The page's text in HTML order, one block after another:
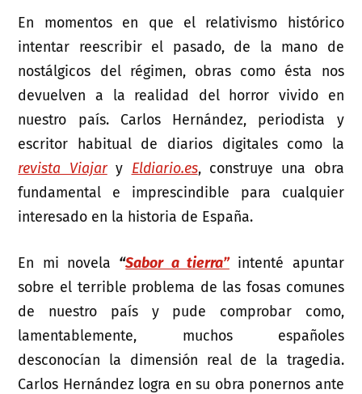
En momentos en que el relativismo histórico
intentar reescribir el pasado, de la mano de
nostálgicos del régimen, obras como ésta nos
devuelven a la realidad del horror vivido en
nuestro país. Carlos Hernández, periodista y
escritor habitual de diarios digitales como la
revista Viajary Eldiario.es, construye una obra
fundamental e imprescindible para cualquier
interesado en la historia de España.
En mi novela “Sabor a tierra”intenté apuntar
sobre el terrible problema de las fosas comunes
de nuestro país y pude comprobar como,
lamentablemente, muchos españoles
desconocían la dimensión real de la tragedia.
Carlos Hernández logra en su obra ponernos ante